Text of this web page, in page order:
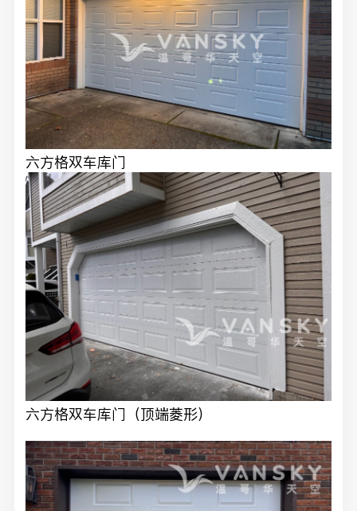
六方格双车库门
六方格双车库门（顶端菱形）